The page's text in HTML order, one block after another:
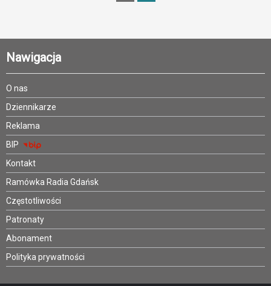
Nawigacja
O nas
Dziennikarze
Reklama
BIP
Kontakt
Ramówka Radia Gdańsk
Częstotliwości
Patronaty
Abonament
Polityka prywatności